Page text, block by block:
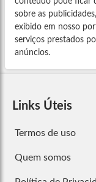
sobre as
exibido em nosso
serviços prestados
anúncios.
Links Úteis
Termos de uso
Quem somos